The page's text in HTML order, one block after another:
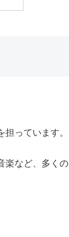
っています。
楽など、多くの